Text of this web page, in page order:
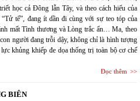
học cả Đông lẫn Tây, và theo cách hiểu của
tế”, đang ít dần đi cùng với sự teo tóp của
mất Tình thương và Lòng trắc ẩn… Ma, theo
người đang trỗi dậy, không chỉ là hình tượng
khủng khiếp đe dọa thống trị toàn bộ cơ chế
Đọc thêm
BIÊN